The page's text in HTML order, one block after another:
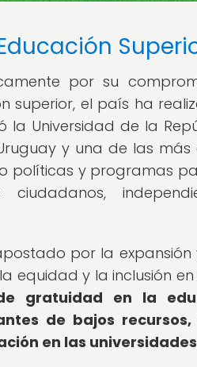
por su
superior, el país ha
la Universidad de la
y una de las
políticas y programas
por la
equidad y la inclusión
gratuidad en la
de bajos
en las